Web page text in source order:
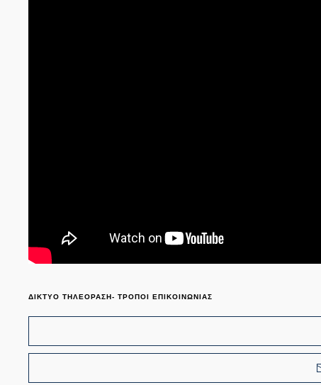
ΔΙΚΤΥΟ ΤΗΛΕΟΡΑΣΗ- ΤΡΟΠΟΙ ΕΠΙΚΟΙΝΩΝΙΑΣ